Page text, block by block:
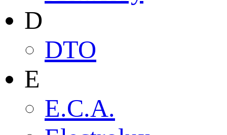
D
DTO
E
E.C.A.